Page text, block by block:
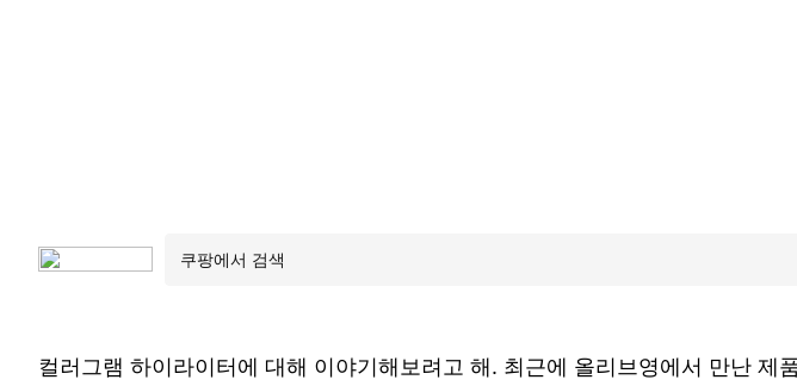
컬러그램 하이라이터에 대해 이야기해보려고 해. 최근에 올리브영에서 만난